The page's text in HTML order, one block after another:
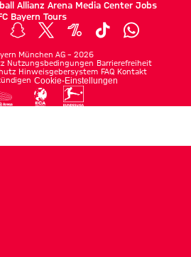
Allianz Arena Media Center Jobs
Bayern Tours
München AG – 2026
Nutzungsbedingungen Barrierefreiheit
Hinweisgebersystem FAQ Kontakt
Cookie-Einstellungen